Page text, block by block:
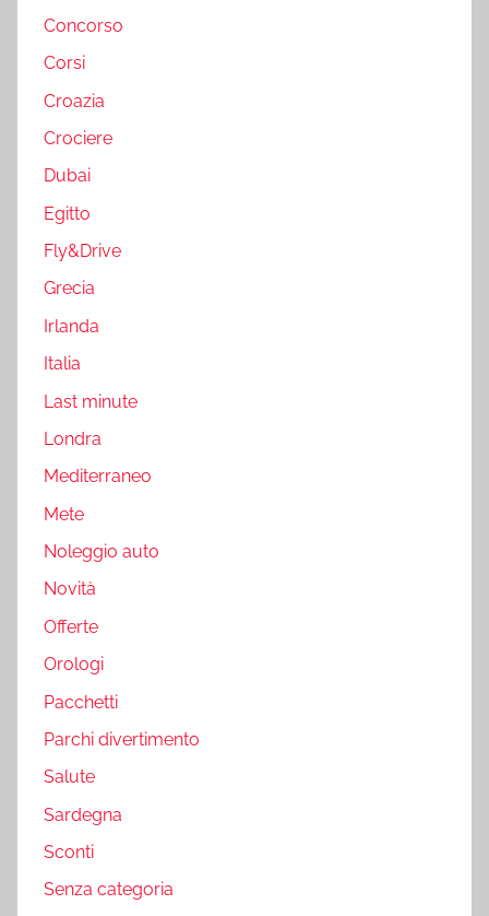
Concorso
Corsi
Croazia
Crociere
Dubai
Egitto
Fly&Drive
Grecia
Irlanda
Italia
Last minute
Londra
Mediterraneo
Mete
Noleggio auto
Novità
Offerte
Orologi
Pacchetti
Parchi divertimento
Salute
Sardegna
Sconti
Senza categoria